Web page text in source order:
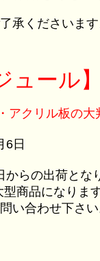
承くださいます
ュール】
クリル板の大
日
らの出荷とな
商品になります
い合わせ下さい